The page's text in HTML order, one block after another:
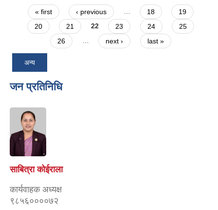
Pages
« first ‹ previous … 18
19
20
21 22 23 24
25
26
… next › last »
अन्य
जन प्रतिनिधि
साबित्रा कोईराला
कार्यवाहक अध्यक्ष
९८५६००००७२